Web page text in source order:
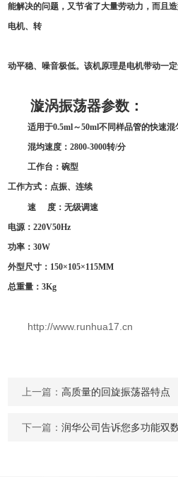
能解决的问题，又节省了大量劳动力，而且
电机、转
动平稳、噪音极低。该机原理是电机带动一定
漩涡振荡器参数：
适用于0.5ml～50ml不同样品管的快速混
混均速度：2800-3000转/分
工作台：碗型
工作方式：点振、连续
速
度：无级调速
电源：220V50Hz
功率：30W
外型尺寸： 150×105×115MM
总重量：3Kg
http://www.runhua17.cn
上一篇：高质量的回旋振荡器特点
下一篇：润华公司告诉您多功能双数显